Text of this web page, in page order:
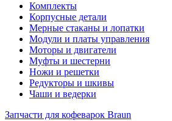
Комплекты
Корпусные детали
Мерные стаканы и лопатки
Модули и платы управления
Моторы и двигатели
Муфты и шестерни
Ножи и решетки
Редукторы и шкивы
Чаши и ведерки
Запчасти для кофеварок Braun